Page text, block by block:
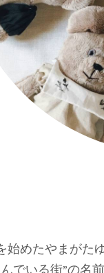
始めたやまが
でいる街”の